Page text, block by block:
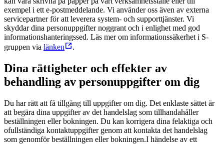
exempel i ett e-postmeddelande. Vi använder oss även av externa
servicepartner för att leverera system- och supporttjänster. Vi
skyddar dina personuppgifter noggrant och i enlighet med god
informationshanteringssed. Läs mer om informationssäkerhet i S-
gruppen via länken .
Dina rättigheter och effekter av
behandling av personuppgifter om dig
Du har rätt att få tillgång till uppgifter om dig. Det enklaste sättet är
att begära dina uppgifter av det handelslag som tillhandahåller
beställningen eller bokningen. Du kan korrigera dina felaktiga och
ofullständiga kontaktuppgifter genom att kontakta det handelslag
som genomför beställningen eller bokningen.I händelse av ett